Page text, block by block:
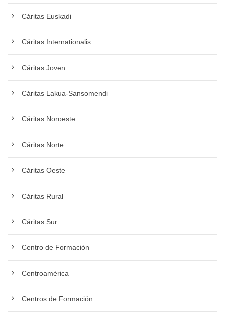
Cáritas Euskadi
Cáritas Internationalis
Cáritas Joven
Cáritas Lakua-Sansomendi
Cáritas Noroeste
Cáritas Norte
Cáritas Oeste
Cáritas Rural
Cáritas Sur
Centro de Formación
Centroamérica
Centros de Formación